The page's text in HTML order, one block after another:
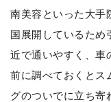
南美容といった大手
国展開しているため
近で通いやすく、車
前に調べておくとス
グのついでに立ち寄